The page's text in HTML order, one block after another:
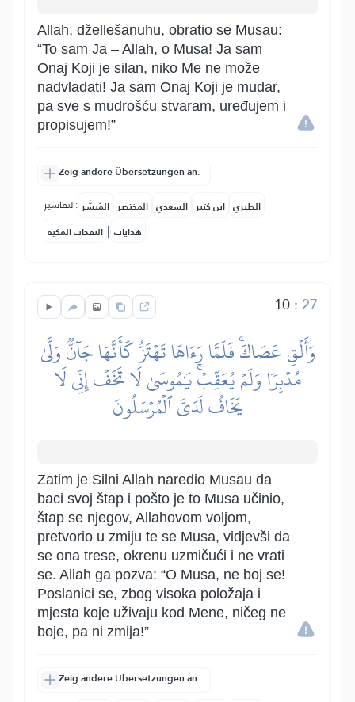
Allah, džellešanuhu, obratio se Musau:
“To sam Ja – Allah, o Musa! Ja sam
Onaj Koji je silan, niko Me ne može
nadvladati! Ja sam Onaj Koji je mudar,
pa sve s mudrošću stvaram, uređujem i
propisujem!”
Zeig andere Übersetzungen an.
التفاسير: المُيسَّر المختصر السعدي ابن كثير الطبري
النفحات المكية | هدايات
10: 27
وَأَلۡقِ عَصَاكَۚ فَلَمَّا رَءَاهَا تَهۡتَزُّ كَأَنَّهَا جَآنّٞ وَلَّىٰ
مُدۡبِرٗا وَلَمۡ يُعَقِّبۡۚ يَٰمُوسَىٰ لَا تَخَفۡ إِنِّي لَا
يَخَافُ لَدَيَّ ٱلۡمُرۡسَلُونَ
Zatim je Silni Allah naredio Musau da
baci svoj štap i pošto je to Musa učinio,
štap se njegov, Allahovom voljom,
pretvorio u zmiju te se Musa, vidjevši da
se ona trese, okrenu uzmičući i ne vrati
se. Allah ga pozva: “O Musa, ne boj se!
Poslanici se, zbog visoka položaja i
mjesta koje uživaju kod Mene, ničeg ne
boje, pa ni zmija!”
Zeig andere Übersetzungen an.